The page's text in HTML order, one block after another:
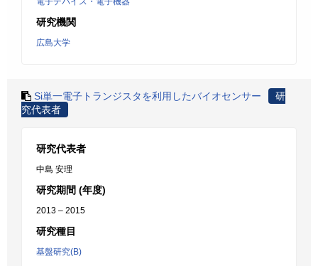
研究機関
広島大学
Si単一電子トランジスタを利用したバイオセンサー
研
究代表者
研究代表者
中島 安理
研究期間 (年度)
2013 – 2015
研究種目
基盤研究(B)